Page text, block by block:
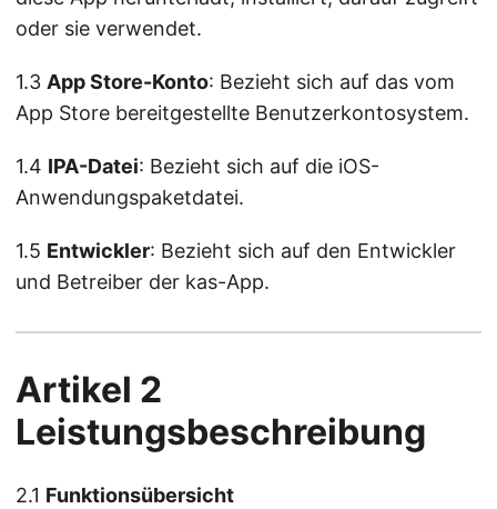
oder sie verwendet.
1.3 App Store-Konto: Bezieht sich auf das vom
App Store bereitgestellte Benutzerkontosystem.
1.4 IPA-Datei: Bezieht sich auf die iOS-
Anwendungspaketdatei.
1.5 Entwickler: Bezieht sich auf den Entwickler
und Betreiber der kas-App.
Artikel 2
Leistungsbeschreibung
2.1 Funktionsübersicht